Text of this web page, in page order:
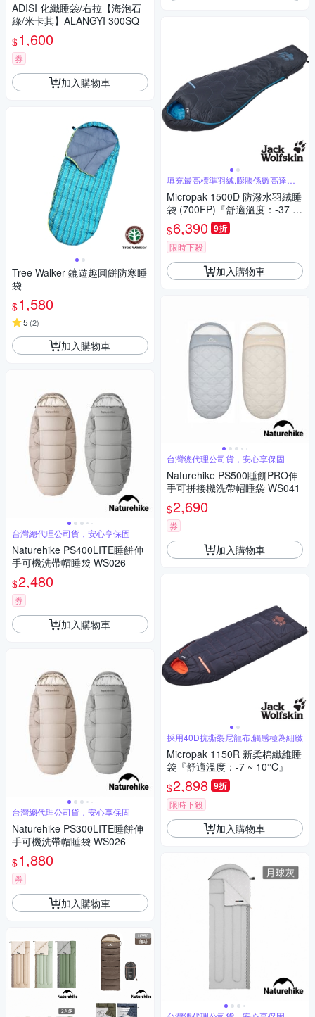
ADISI 化纖睡袋/右拉【海泡石
綠/米卡其】ALANGYI 300SQ
$1,600
券
加入購物車
Tree Walker 鏕遊趣圓餅防寒睡
袋
$1,580
5 (2)
加入購物車
台灣總代理公司貨，安心享保固
Naturehike PS400LITE睡餅伸
手可機洗帶帽睡袋 WS026
$2,480
券
加入購物車
台灣總代理公司貨，安心享保固
Naturehike PS300LITE睡餅伸
手可機洗帶帽睡袋 WS026
$1,880
券
加入購物車
填充最高標準羽絨,膨脹係數高達
700FP
Micropak 1500D 防潑水羽絨睡
袋 (700FP)『舒適溫度：-37 ~
-9°C』
$6,390 9折
限時下殺
加入購物車
台灣總代理公司貨，安心享保固
Naturehike PS500睡餅PRO伸
手可拼接機洗帶帽睡袋 WS041
$2,690
券
加入購物車
採用40D抗撕裂尼龍布,觸感極為細緻
Micropak 1150R 新柔棉纖維睡
袋『舒適溫度：-7 ~ 10°C』
$2,898 9折
限時下殺
加入購物車